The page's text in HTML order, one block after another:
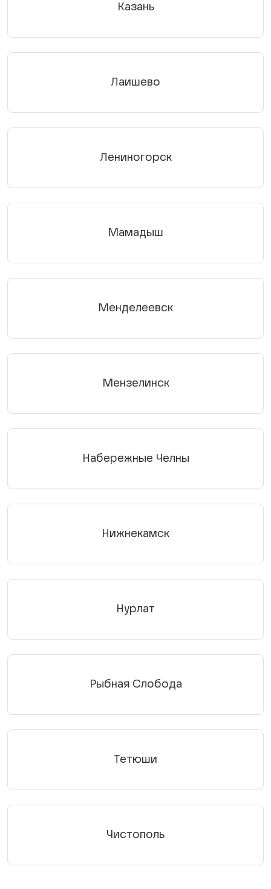
Казань
Лаишево
Лениногорск
Мамадыш
Менделеевск
Мензелинск
Набережные Челны
Нижнекамск
Нурлат
Рыбная Слобода
Тетюши
Чистополь